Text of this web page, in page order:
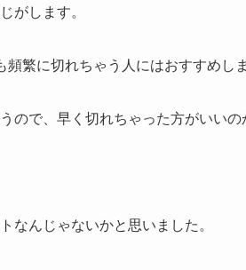
がします。
繁に切れちゃう人にはおすすめしま
ので、早く切れちゃった方がいいの
なんじゃないかと思いました。